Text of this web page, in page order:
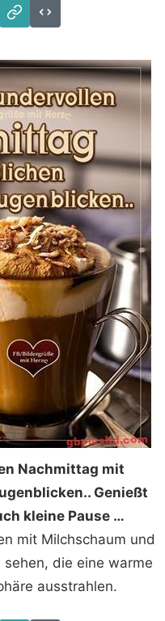
Download
Link
Code
Nachmittag mit
Genießt
kleine Pause …
mit Milchschaum und
die eine warme
ausstrahlen.